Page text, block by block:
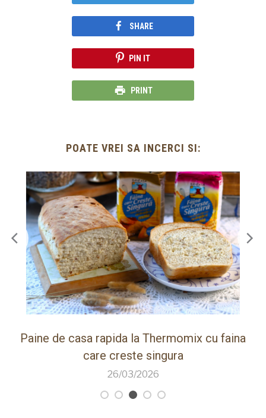
SHARE
PIN IT
PRINT
POATE VREI SA INCERCI SI:
Paine de casa rapida la Thermomix cu faina
care creste singura
26/03/2026